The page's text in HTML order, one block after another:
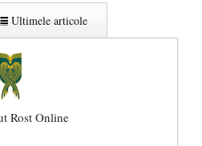
Ultimele articole
Rost Online